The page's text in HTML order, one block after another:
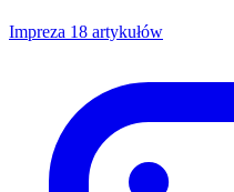
Impreza 18 artykułów